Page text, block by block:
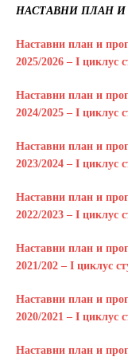
НАСТАВНИ ПЛАН И
Наставни план и
2025/2026 – I циклус
Наставни план и
2024/2025 – I циклус
Наставни план и
2023/2024 – I циклус
Наставни план и
2022/2023 – I циклус
Наставни план и
2021/202 – I циклус
Наставни план и
2020/2021 – I циклус
Наставни план и